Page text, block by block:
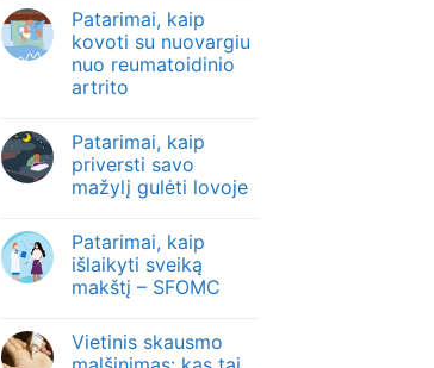
Patarimai, kaip
kovoti su nuovargiu
nuo reumatoidinio
artrito
Patarimai, kaip
priversti savo
mažylį gulėti lovoje
Patarimai, kaip
išlaikyti sveiką
makštį – SFOMC
Vietinis skausmo